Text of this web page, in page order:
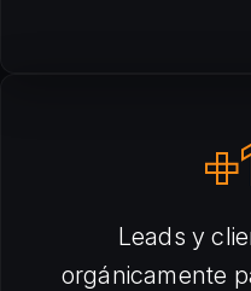
Leads y
orgánicamente